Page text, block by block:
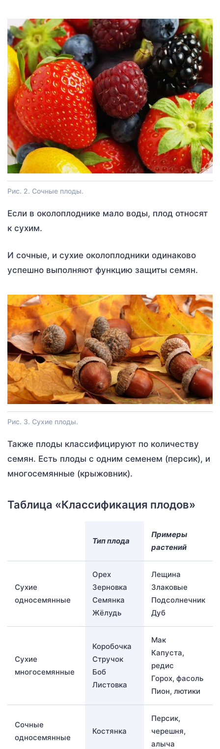
Рис. 2. Сочные плоды.
Если в околоплоднике мало воды, плод относят
к сухим.
И сочные, и сухие околоплодники одинаково
успешно выполняют функцию защиты семян.
Рис. 3. Сухие плоды.
Также плоды классифицируют по количеству
семян. Есть плоды с одним семенем (персик), и
многосемянные (крыжовник).
Таблица «Классификация плодов»
Тип плода
Примеры
растений
Сухие
односемянные
Орех
Зерновка
Семянка
Жёлудь
Лещина
Злаковые
Подсолнечник
Дуб
Сухие
многосемянные
Коробочка
Стручок
Боб
Листовка
Мак
Капуста,
редис
Горох, фасоль
Пион, лютики
Сочные
односемянные
Костянка
Персик,
черешня,
алыча